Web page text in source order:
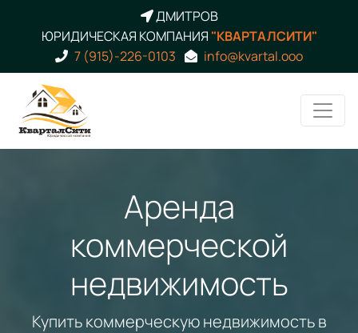
ДМИТРОВ
ЮРИДИЧЕСКАЯ КОМПАНИЯ "КВАРТАЛСИТИ"
7 (915)-226-0103
info@kvartal.ooo
Аренда
коммерческой
недвижимость
Купить коммерческую недвижимость в